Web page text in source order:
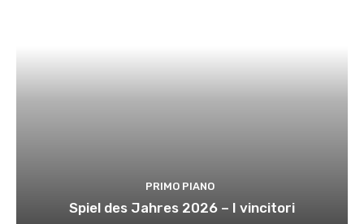
PRIMO PIANO
Spiel des Jahres 2026 – I vincitori